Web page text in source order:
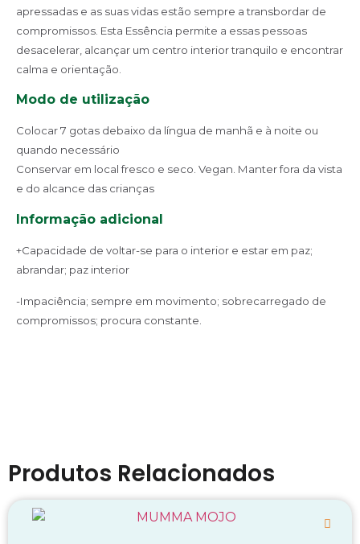
apressadas e as suas vidas estão sempre a transbordar de
compromissos. Esta Essência permite a essas pessoas
desacelerar, alcançar um centro interior tranquilo e encontrar
calma e orientação.
Modo de utilização
Colocar 7 gotas debaixo da língua de manhã e à noite ou
quando necessário
Conservar em local fresco e seco. Vegan. Manter fora da vista
e do alcance das crianças
Informação adicional
+Capacidade de voltar-se para o interior e estar em paz;
abrandar; paz interior
-Impaciência; sempre em movimento; sobrecarregado de
compromissos; procura constante.
Produtos Relacionados